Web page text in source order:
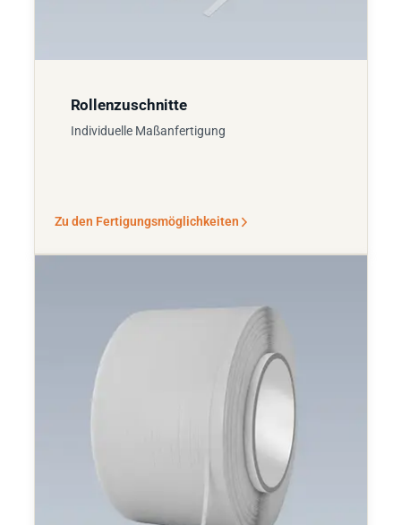
Rollenzuschnitte
Individuelle Maßanfertigung
Zu den Fertigungsmöglichkeiten